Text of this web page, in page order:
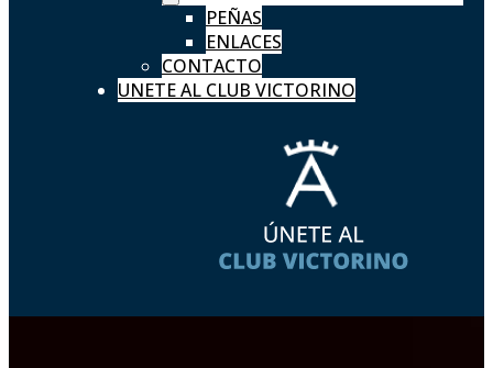
PEÑAS
ENLACES
CONTACTO
UNETE AL CLUB VICTORINO